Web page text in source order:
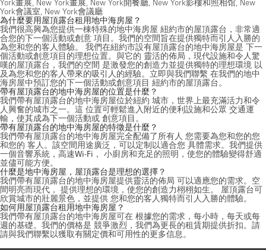
York畫展 New York畫展 New York開餐廳 New York影樓和照相馆 New
York會議室 New York會議廳
為什麼要用屋頂露台租用地中海房屋？
我們很高興為您提供一棟特殊的地中海房屋 紐約市的屋頂露台，非常適
合您的下一個活動或創意 項目。我們的空間旨在提供獨特而引人入勝的
為您和您的客人體驗。 我們在紐約市設有屋頂露台的地中海房屋是 下一
個活動或創意項目的理想位置。與它的 靈活的佈局，現代設施和令人驚
嘆的屋頂露台，我們的空間 是激發您的創造力並提供獨特的理想環境 以
及為您和您的客人帶來的吸引人的經驗。立即與我們聯繫 在我們的地中
海房屋中預訂您的下一個活動或創意項目 紐約市的屋頂露台。
帶有屋頂露台的地中海房屋的位置是什麼？
我們帶有屋頂露台的地中海房屋位於紐約 城市，世界上最充滿活力和令
人興奮的城市之一。這 位置可輕鬆進入附近的便利設施和公眾 交通運
輸，使其成為下一個活動或 創意項目。
帶有屋頂露台的地中海房屋的特徵是什麼？
我們帶有屋頂露台的地中海房屋完全配備了所有人 您需要為您和您的您
和您的 客人。該空間用途廣泛，可以定制以適合您 具體需求。我們提供
一個音響系統，高速Wi-Fi， 小廚房和充足的照明，使您的體驗變得舒適
並儘可能方便。
什麼是地中海房屋，屋頂露台是理想的選擇？
我們帶有屋頂露台的地中海房屋提供靈活的佈局 可以適應您的需求。空
間明亮而現代， 提供理想的環境，使您的創造力栩栩如生。 屋頂露台可
欣賞城市的壯麗景色，並提供 您和您的客人獨特而引人入勝的體驗。
如何用屋頂露台租用地中海房屋？
我們帶有屋頂露台的地中海房屋可在 根據您的需求，每小時，每天或每
週的基礎。我們的價格是 競爭激烈，我們為更長的租賃期提供折扣。請
請與我們聯繫以獲取有關定價和可用性的更多信息。